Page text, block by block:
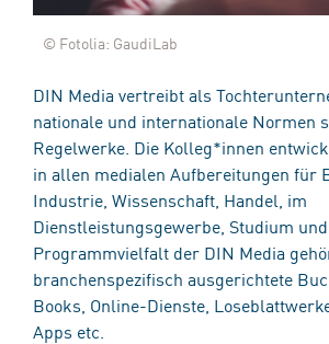
© Fotolia: GaudiLab
DIN Media vertreibt als
nationale und internationale Normen
Regelwerke. Die Kolleg*innen
in allen medialen Aufbereitungen für
Industrie, Wissenschaft, Handel, im
Dienstleistungsgewerbe, Studium
Programmvielfalt der DIN Media
branchenspezifisch ausgerichtete
Books, Online-Dienste,
Apps etc.